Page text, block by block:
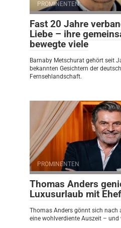
PROMINENTEN
Fast 20 Jahre
Liebe – ihre
bewegte viele
Barnaby Metschurat gehört seit
bekannten Gesichtern der
Fernsehlandschaft.
PROMINENTEN
Thomas Anders
Luxusurlaub mit
Thomas Anders gönnt sich nach
eine wohlverdiente Auszeit – und